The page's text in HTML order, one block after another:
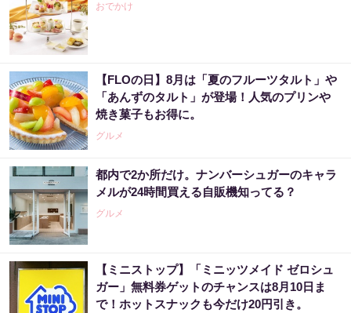
おでかけ
【FLOの日】8月は「夏のフルーツタルト」や
「あんずのタルト」が登場！人気のプリンや
焼き菓子もお得に。
グルメ
都内で2か所だけ。ナンバーシュガーのキャラ
メルが24時間買える自販機知ってる？
グルメ
【ミニストップ】「ミニッツメイド ゼロシュ
ガー」無料券ゲットのチャンスは8月10日ま
で！ホットスナックも今だけ20円引き。